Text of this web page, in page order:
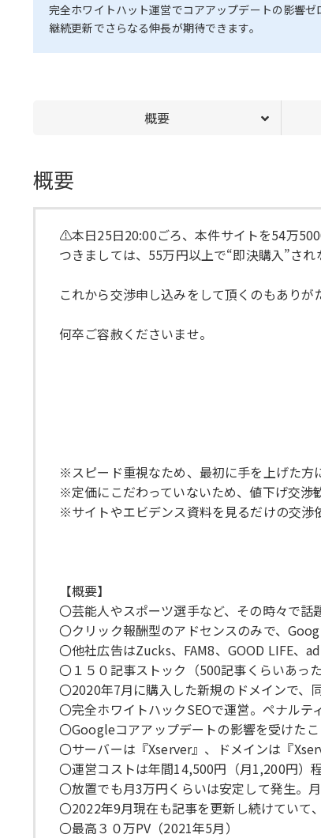
完全ホワイトハット運営でコアアップデートの影響ゼ
継続更新でさらなる伸長が期待できます。
概要
概要
⚠本日25日20:00ごろ、本件サイトを54万
つきましては、55万円以上で“即決購入”さ
これから交渉申し込みをして頂くのもあり
何卒ご容赦くださいませ。
※スピード重視なため、最初に手を上げた方
※定価にこだわっていないため、値下げ交渉
※サイトやエビデンス資料を見るだけの交渉
【概要】
〇芸能人やスポーツ選手など、その時々で話
〇クリック報酬型のアドセンスのみで、
〇他社広告はZucks、FAM8、GOOD LIFE、
〇１５０記事ストック（500記事くらいあっ
〇2020年7月に購入した新規のドメインで、
〇完全ホワイトハックSEOで運営。ペナルテ
〇Googleコアアップデートの影響を受けた
〇サーバーは『Xserver』、ドメインは『
〇運営コストは年間14,500円（月1,200円）
〇放置でも月3万円くらいは安定して発生。
〇2022年9月現在も記事を更新し続けていて
〇最高３０万PV（2021年5月）